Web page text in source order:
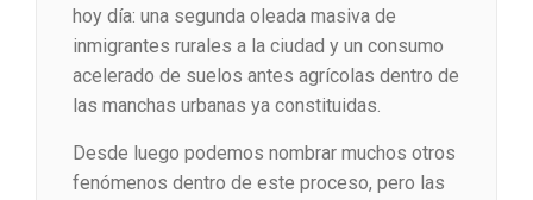
hoy día: una segunda oleada masiva de
inmigrantes rurales a la ciudad y un consumo
acelerado de suelos antes agrícolas dentro de
las manchas urbanas ya constituidas.
Desde luego podemos nombrar muchos otros
fenómenos dentro de este proceso, pero las